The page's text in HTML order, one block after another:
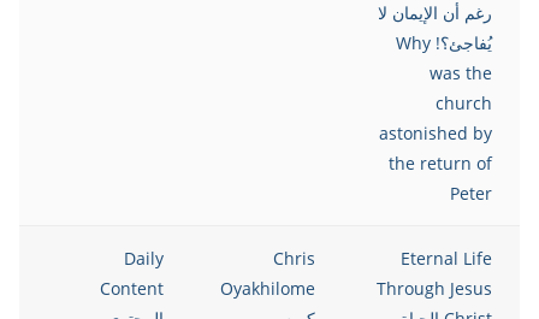
رغم أن الإيمان لا
يُفاجئ؟! Why
was the
church
astonished by
the return of
Peter
Eternal Life
Through Jesus
Chris
Oyakhilome
Daily
Content